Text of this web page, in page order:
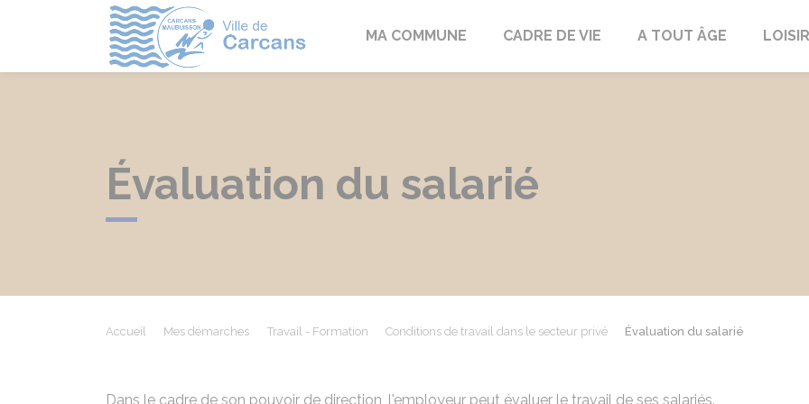
CarcansMA COMMUNE CADRE DE VIE A TOUT ÂGE
Évaluation du salarié
Accueil Mes démarches Travail - Formation Conditions de travail dans le secteur privé Évaluation du salarié
Dans le cadre de son pouvoir de direction, l'employeur peut évaluer le travail de ses salariés.